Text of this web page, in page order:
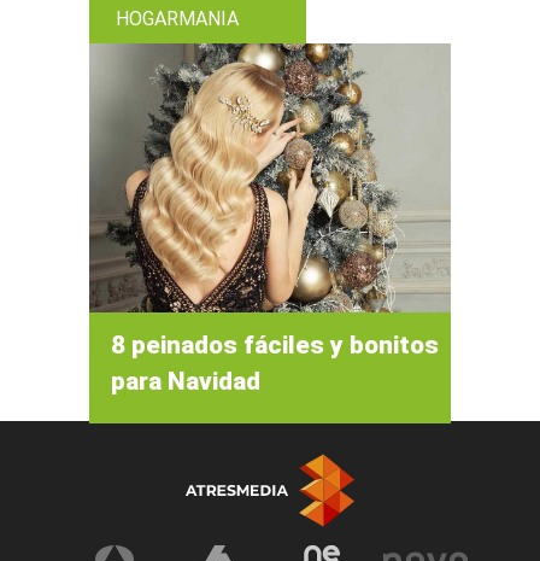
HOGARMANIA
8 peinados fáciles y bonitos
para Navidad